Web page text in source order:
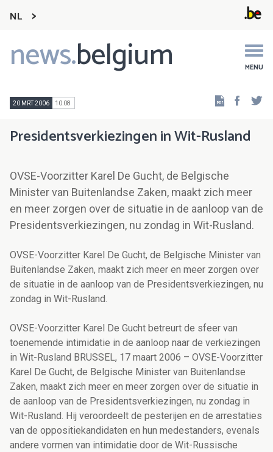
NL
news.belgium MENU
Main
navigation
20 MRT 2006 10:08
Presidentsverkiezingen in Wit-Rusland
OVSE-Voorzitter Karel De Gucht, de Belgische
Minister van Buitenlandse Zaken, maakt zich meer
en meer zorgen over de situatie in de aanloop van de
Presidentsverkiezingen, nu zondag in Wit-Rusland.
OVSE-Voorzitter Karel De Gucht, de Belgische Minister van
Buitenlandse Zaken, maakt zich meer en meer zorgen over
de situatie in de aanloop van de Presidentsverkiezingen, nu
zondag in Wit-Rusland.
OVSE-Voorzitter Karel De Gucht betreurt de sfeer van
toenemende intimidatie in de aanloop naar de verkiezingen
in Wit-Rusland BRUSSEL, 17 maart 2006 – OVSE-Voorzitter
Karel De Gucht, de Belgische Minister van Buitenlandse
Zaken, maakt zich meer en meer zorgen over de situatie in
de aanloop van de Presidentsverkiezingen, nu zondag in
Wit-Rusland. Hij veroordeelt de pesterijen en de arrestaties
van de oppositiekandidaten en hun medestanders, evenals
andere vormen van intimidatie door de Wit-Russische